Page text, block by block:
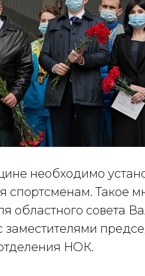
необходимо
Такое
областного совета
заместителями
НОК.